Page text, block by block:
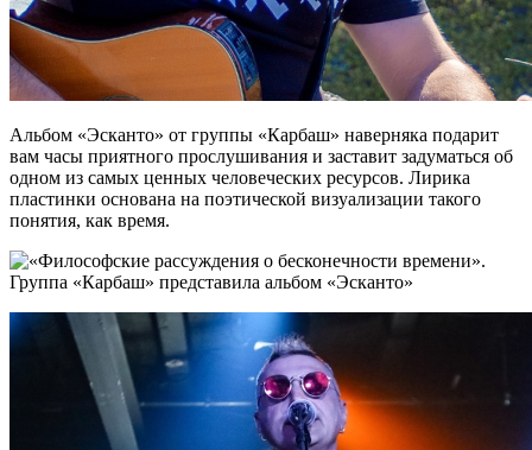
Альбом «Эсканто» от группы «Карбаш» наверняка подарит
вам часы приятного прослушивания и заставит задуматься об
одном из самых ценных человеческих ресурсов. Лирика
пластинки основана на поэтической визуализации такого
понятия, как время.